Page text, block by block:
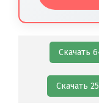
Скачать
Скачать